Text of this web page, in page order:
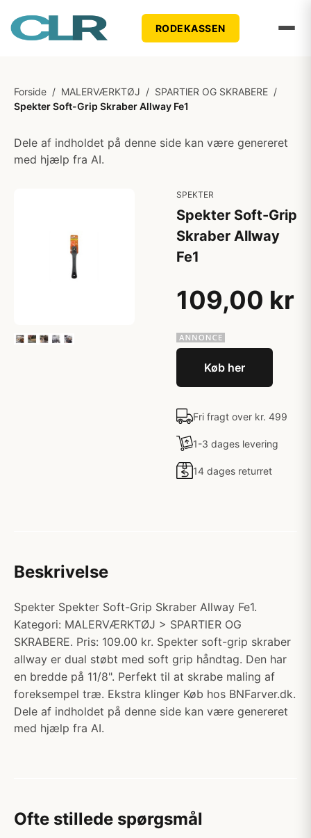
RODEKASSEN
Forside / MALERVÆRKTØJ / SPARTlER OG SKRABERE /
Spekter Soft-Grip Skraber Allway Fe1
Dele af indholdet på denne side kan være genereret
med hjælp fra AI.
SPEKTER
Spekter Soft-Grip
Skraber Allway
Fe1
109,00 kr
Køb her
Fri fragt over kr. 499
1-3 dages levering
14 dages returret
Beskrivelse
Spekter Spekter Soft-Grip Skraber Allway Fe1.
Kategori: MALERVÆRKTØJ > SPARTlER OG
SKRABERE. Pris: 109.00 kr. Spekter soft-grip skraber
allway er dual støbt med soft grip håndtag. Den har
en bredde på 11/8". Perfekt til at skrabe maling af
foreksempel træ. Ekstra klinger Køb hos BNFarver.dk.
Dele af indholdet på denne side kan være genereret
med hjælp fra AI.
Ofte stillede spørgsmål